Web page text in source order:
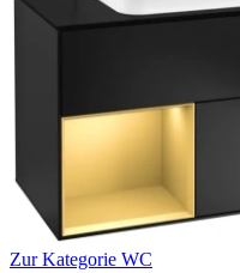
Zur Kategorie WC